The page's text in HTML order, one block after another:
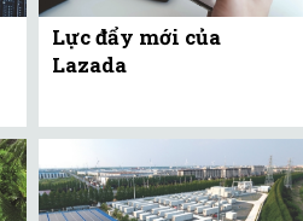
Lực đẩy mới của
Lazada